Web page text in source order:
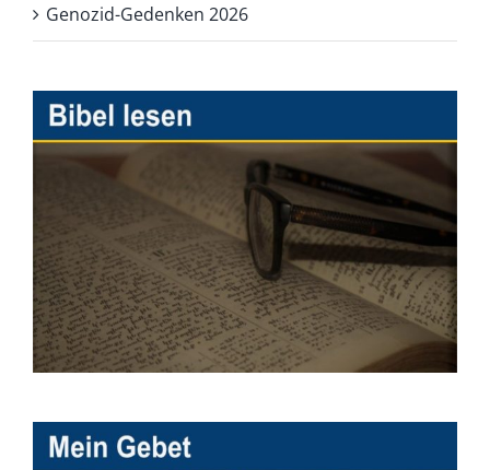
Genozid-Gedenken 2026